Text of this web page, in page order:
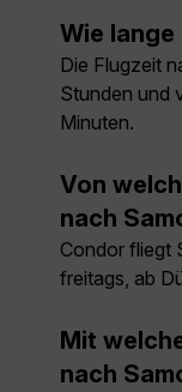
Wie
Die Flugzeit
Stunden und
Minuten.
Von
nach
Condor fliegt
freitags, ab
Mit
nach